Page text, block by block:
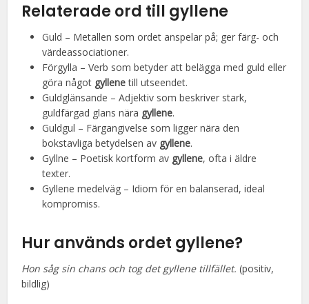
Relaterade ord till gyllene
Guld – Metallen som ordet anspelar på; ger färg- och
värdeassociationer.
Förgylla – Verb som betyder att belägga med guld eller
göra något gyllenetill utseendet.
Guldglänsande – Adjektiv som beskriver stark,
guldfärgad glans nära gyllene.
Guldgul – Färgangivelse som ligger nära den
bokstavliga betydelsen av gyllene.
Gyllne – Poetisk kortform av gyllene, ofta i äldre
texter.
Gyllene medelväg – Idiom för en balanserad, ideal
kompromiss.
Hur används ordet gyllene?
Hon såg sin chans och tog det gyllene tillfället. (positiv,
bildlig)